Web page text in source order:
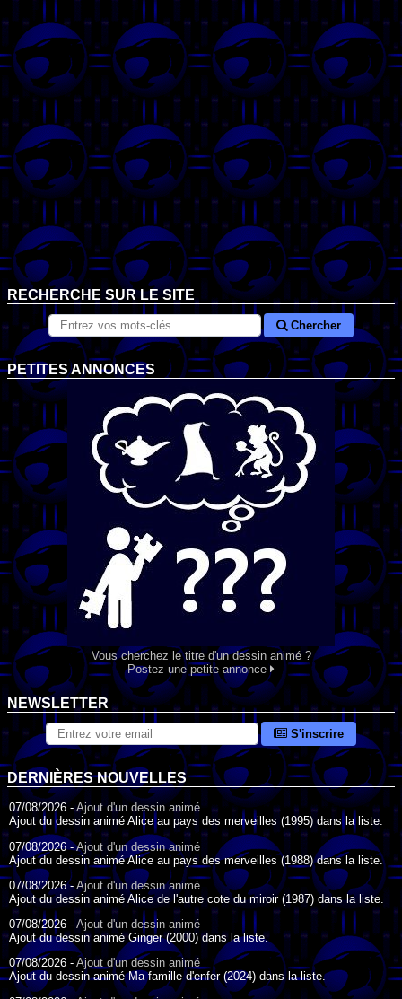
RECHERCHE SUR LE SITE
Chercher
PETITES ANNONCES
Vous cherchez le titre d'un dessin animé ?
Postez une petite annonce
NEWSLETTER
S'inscrire
DERNIÈRES NOUVELLES
07/08/2026 -Ajout d'un dessin animé
Ajout du dessin animé Alice au pays des merveilles (1995) dans la liste.
07/08/2026 -Ajout d'un dessin animé
Ajout du dessin animé Alice au pays des merveilles (1988) dans la liste.
07/08/2026 -Ajout d'un dessin animé
Ajout du dessin animé Alice de l'autre cote du miroir (1987) dans la liste.
07/08/2026 - Ajout d'un dessin animé
Ajout du dessin animé Ginger (2000) dans la liste.
07/08/2026 - Ajout d'un dessin animé
Ajout du dessin animé Ma famille d'enfer (2024) dans la liste.